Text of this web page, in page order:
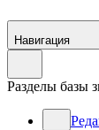
Навигация
Разделы базы